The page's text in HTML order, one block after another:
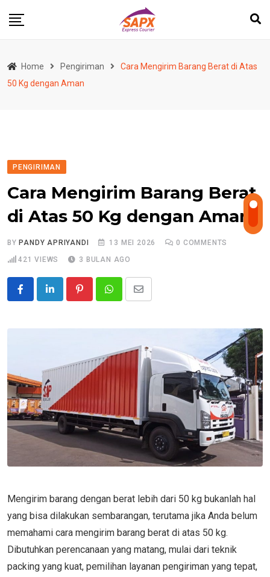
Home Pengiriman
Cara Mengirim Barang Berat di Atas
50 Kg dengan Aman
PENGIRIMAN
Cara Mengirim Barang Berat
di Atas 50 Kg dengan Aman
BY PANDY APRIYANDI 13 MEI 2026 0 COMMENTS
421 VIEWS 3 BULAN AGO
PinterestWhatsappShare
Email
Mengirim barang dengan berat lebih dari 50 kg bukanlah hal
yang bisa dilakukan sembarangan, terutama jika Anda belum
memahami cara mengirim barang berat di atas 50 kg.
Dibutuhkan perencanaan yang matang, mulai dari teknik
packing yang kuat, pemilihan layanan pengiriman yang tepat,